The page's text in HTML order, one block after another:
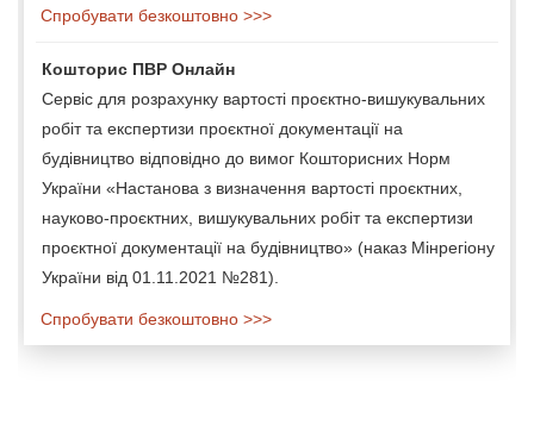
Спробувати безкоштовно >>>
Кошторис ПВР Онлайн
Сервіс для розрахунку вартості проєктно-вишукувальних
робіт та експертизи проєктної документації на
будівництво відповідно до вимог Кошторисних Норм
України «Настанова з визначення вартості проєктних,
науково-проєктних, вишукувальних робіт та експертизи
проєктної документації на будівництво» (наказ Мінрегіону
України від 01.11.2021 №281).
Спробувати безкоштовно >>>